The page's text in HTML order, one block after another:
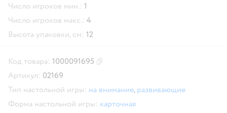
Число игроков мин.: 1
Число игроков макс.: 4
Высота упаковки, см: 12
Код товара: 1000091695
Артикул: 02169
Тип настольной игры: на внимание, развивающие
Форма настольной игры: карточная